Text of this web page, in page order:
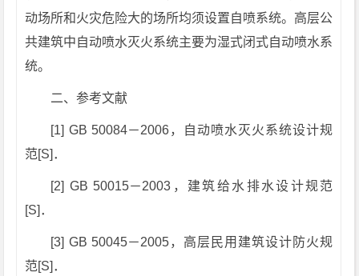
动场所和火灾危险大的场所均须设置自喷系统。高层公
共建筑中自动喷水灭火系统主要为湿式闭式自动喷水系
统。
二、参考文献
[1] GB 50084－2006，自动喷水灭火系统设计规
范[S]．
[2] GB 50015－2003，建筑给水排水设计规范
[S]．
[3] GB 50045－2005，高层民用建筑设计防火规
范[S]．